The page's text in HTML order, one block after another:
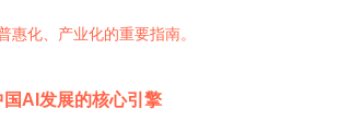
惠化、产业化的重要指南。
AI发展的核心引擎